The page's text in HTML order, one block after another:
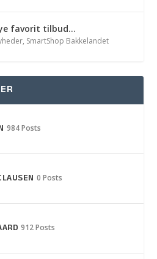
favorit tilbud…
, SmartShop Bakkelandet
984 Posts
0 Posts
912 Posts